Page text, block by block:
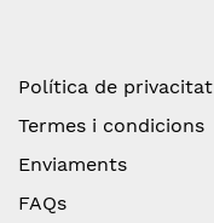
Política de privacitat
Termes i condicions
Enviaments
FAQs